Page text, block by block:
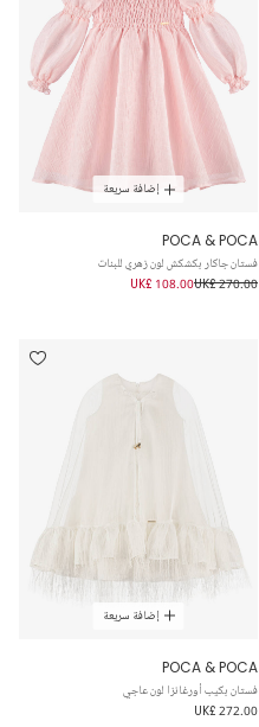
إضافة سريعة
POCA & POCA
فستان جاكار بكشكش لون زهري للبنات
UK£ 270.00
UK£ 108.00
إضافة سريعة
POCA & POCA
فستان بكيب أورغانزا لون عاجي
UK£ 272.00